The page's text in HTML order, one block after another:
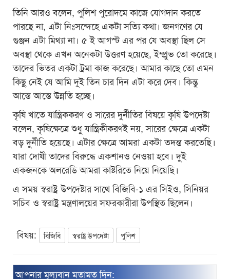
তিনি আরও বলেন, পুলিশ পুরোদমে কাজে যোগদান করতে
পারছে না, এটা নিঃসন্দেহে একটা সত্যি কথা। জনগণের যে
গুঞ্জন এটা মিথ্যা না। ৫ ই আগস্ট এর পর যে অবস্থা ছিল সে
অবস্থা থেকে এখন অনেকটা উত্তরণ হয়েছে, ইম্প্রুভ তো করেছে।
তাদের ভিতর একটা ট্রমা কাজ করেছে। আমার কাছে তো এমন
কিছু নেই যে আমি দুই তিন চার দিন এটা করে দেব। কিন্তু
আস্তে আস্তে উন্নতি হচ্ছে।
কৃষি খাতে যান্ত্রিককরণ ও সারের দুর্নীতির বিষয়ে কৃষি উপদেষ্টা
বলেন, কৃষিক্ষেত্রে শুধু যান্ত্রিকীকরণই নয়, সারের ক্ষেত্রে একটা
বড় দুর্নীতি হয়েছে। এটার ক্ষেত্রে আমরা একটা তদন্ত করতেছি।
যারা দোষী তাদের বিরুদ্ধে একশানও নেওয়া হবে। দুই
একজনকে অলরেডি আমরা কাষ্টরিতে নিয়ে নিয়েছি।
এ সময় স্বরাষ্ট্র উপদেষ্টার সাথে বিজিবি-১ এর সিইও, সিনিয়র
সচিব ও স্বরাষ্ট্র মন্ত্রণালয়ের সফরকারীরা উপস্থিত ছিলেন।
বিষয়: বিজিবি স্বরাষ্ট্র উপদেষ্টা পুলিশ
আপনার মূল্যবান মতামত দিন: